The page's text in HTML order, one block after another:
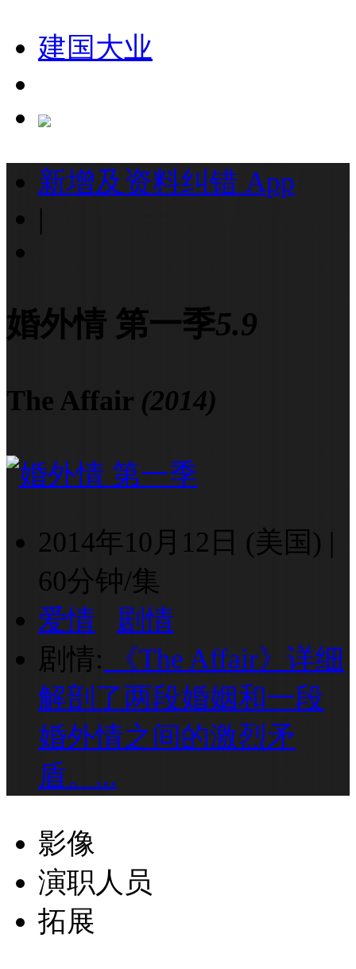
建国大业
新增及资料纠错 App
|
婚外情 第一季5.9
The Affair (2014)
2014年10月12日 (美国) |
60分钟/集
爱情
剧情
剧情: 《The Affair》详细
解剖了两段婚姻和一段
婚外情之间的激烈矛
盾。...
影像
演职人员
拓展